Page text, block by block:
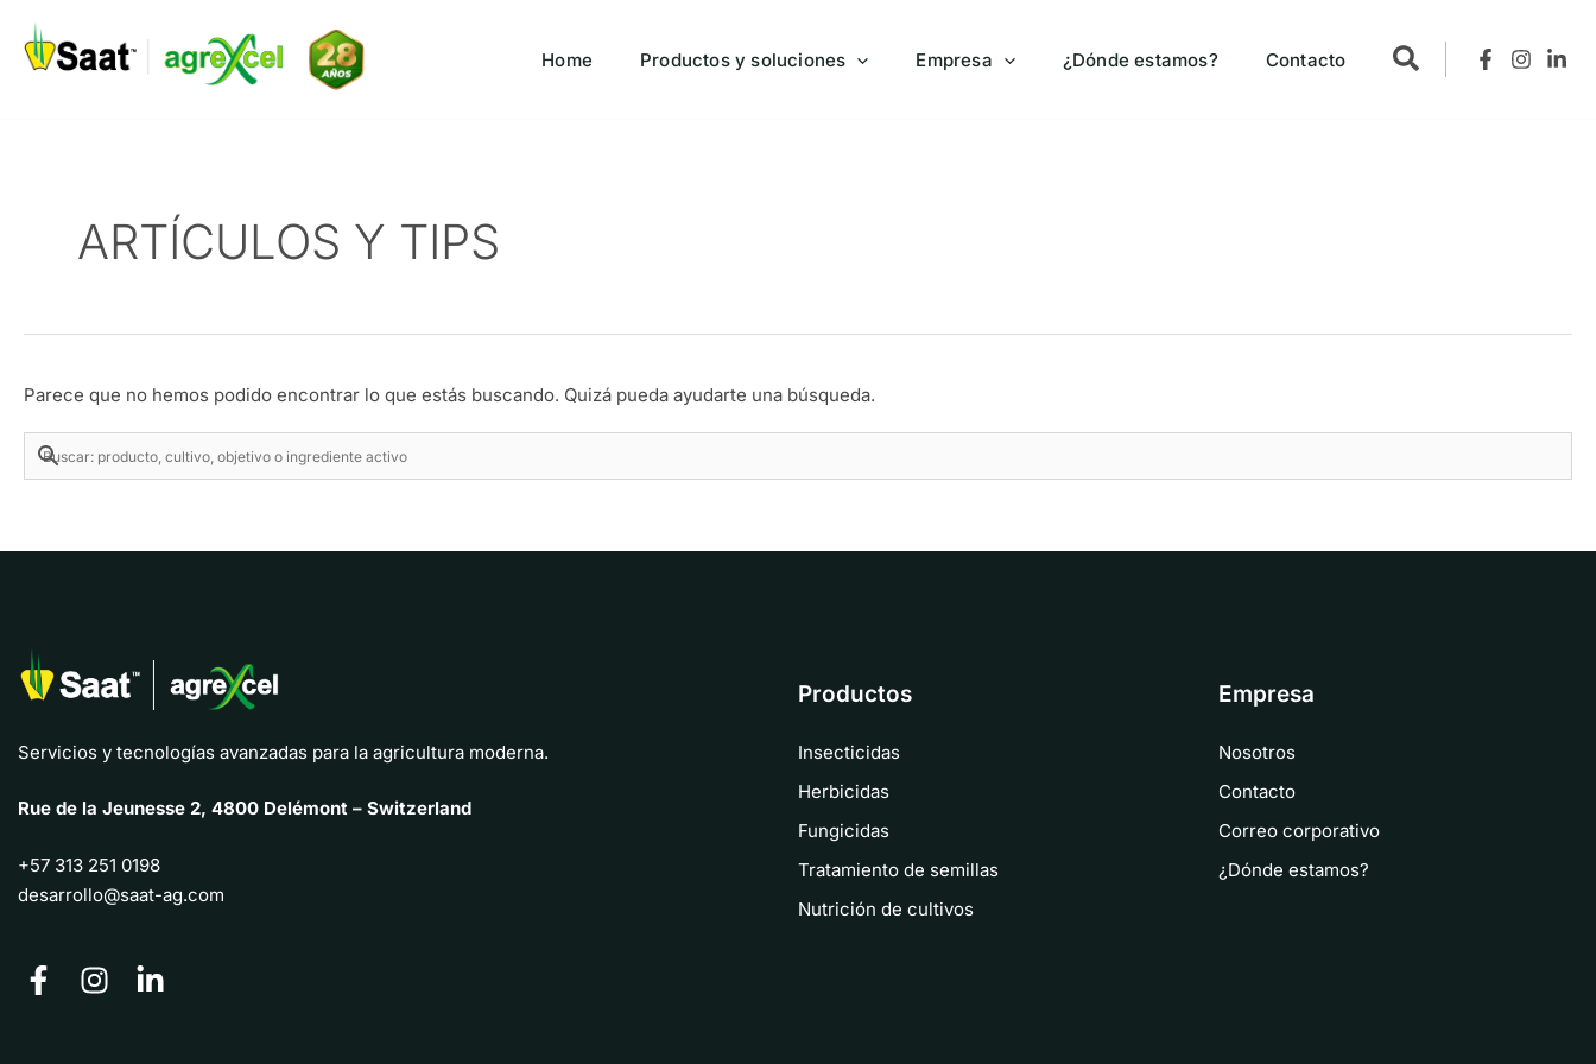
contenido
Home Productos y soluciones Empresa ¿Dónde estamos? Contacto
ARTÍCULOS Y TIPS
Parece que no hemos podido encontrar lo que estás buscando. Quizá pueda ayudarte una búsqueda.
Servicios y tecnologías avanzadas para la agricultura moderna.
Rue de la Jeunesse 2, 4800 Delémont – Switzerland
+57 313 251 0198
desarrollo@saat-ag.com
Productos
Insecticidas
Herbicidas
Fungicidas
Tratamiento de semillas
Nutrición de cultivos
Empresa
Nosotros
Contacto
Correo corporativo
¿Dónde estamos?